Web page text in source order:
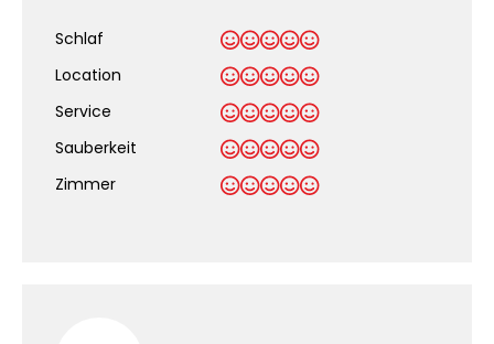
Schlaf
Location
Service
Sauberkeit
Zimmer